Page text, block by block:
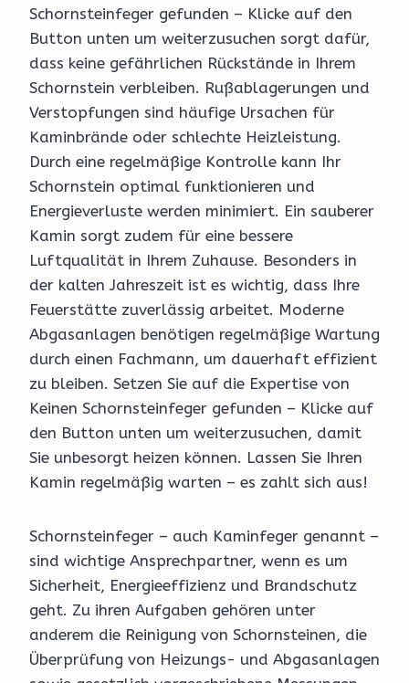
Schornsteinfeger gefunden – Klicke auf den
Button unten um weiterzusuchen sorgt dafür,
dass keine gefährlichen Rückstände in Ihrem
Schornstein verbleiben. Rußablagerungen und
Verstopfungen sind häufige Ursachen für
Kaminbrände oder schlechte Heizleistung.
Durch eine regelmäßige Kontrolle kann Ihr
Schornstein optimal funktionieren und
Energieverluste werden minimiert. Ein sauberer
Kamin sorgt zudem für eine bessere
Luftqualität in Ihrem Zuhause. Besonders in
der kalten Jahreszeit ist es wichtig, dass Ihre
Feuerstätte zuverlässig arbeitet. Moderne
Abgasanlagen benötigen regelmäßige Wartung
durch einen Fachmann, um dauerhaft effizient
zu bleiben. Setzen Sie auf die Expertise von
Keinen Schornsteinfeger gefunden – Klicke auf
den Button unten um weiterzusuchen, damit
Sie unbesorgt heizen können. Lassen Sie Ihren
Kamin regelmäßig warten – es zahlt sich aus!
Schornsteinfeger – auch Kaminfeger genannt –
sind wichtige Ansprechpartner, wenn es um
Sicherheit, Energieeffizienz und Brandschutz
geht. Zu ihren Aufgaben gehören unter
anderem die Reinigung von Schornsteinen, die
Überprüfung von Heizungs- und Abgasanlagen